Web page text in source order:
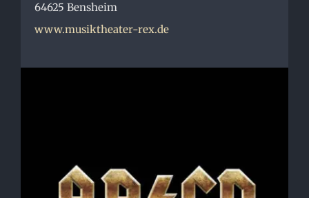
64625 Bensheim
www.musiktheater-rex.de